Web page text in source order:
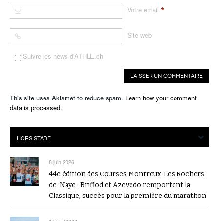
Votre email *
Site web
Suivre les news d'ATHLE.ch
This site uses Akismet to reduce spam. Learn how your comment
data is processed.
8 juin 2026
44e édition des Courses Montreux-Les Rochers-
de-Naye : Briffod et Azevedo remportent la
Classique, succès pour la première du marathon